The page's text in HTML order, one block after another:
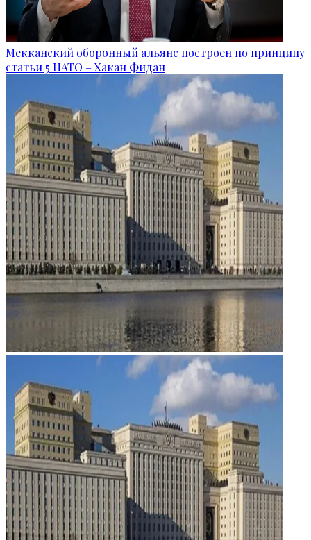
Мекканский оборонный альянс построен по принципу
статьи 5 НАТО – Хакан Фидан